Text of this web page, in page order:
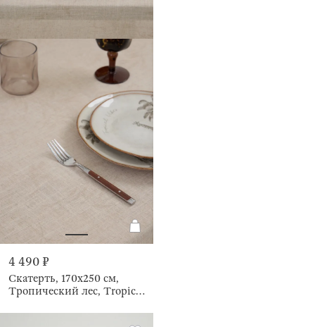
4 490 ₽
Скатерть, 170х250 см,
Тропический лес, Tropical